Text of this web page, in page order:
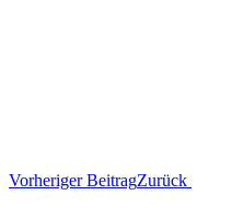
Vorheriger BeitragZurück